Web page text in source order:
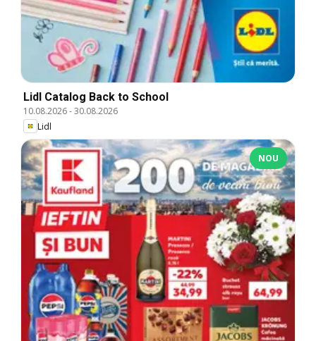
Lidl Catalog Back to School
10.08.2026-30.08.2026
Lidl
NOU